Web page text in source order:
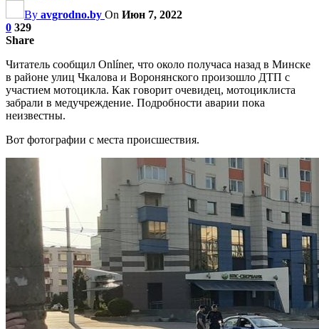
By avgrodno.by On Июн 7, 2022
0 329
Share
Читатель сообщил Onlíner, что около получаса назад в Минске
в районе улиц Чкалова и Воронянского произошло ДТП с
участием мотоцикла. Как говорит очевидец, мотоциклиста
забрали в медучреждение. Подробности аварии пока
неизвестны.
Вот фотографии с места происшествия.